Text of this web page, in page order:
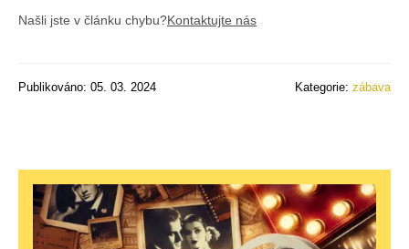
Našli jste v článku chybu?Kontaktujte nás
Publikováno: 05. 03. 2024 Kategorie: zábava